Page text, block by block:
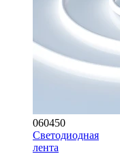
060450
Светодиодная
лента